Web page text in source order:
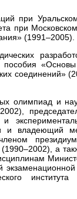
при
при
(1991–2005).
«Основы
соединений»
олимпиад и
и владеющий
членом
а
института